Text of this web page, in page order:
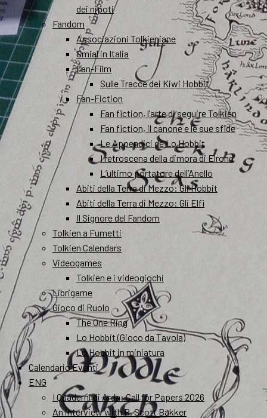
dei nipoti
Fandom
Associazioni Tolkieniane
Smial in Italia
Fan-Film
Sulle Tracce dei Kiwi Hobbit
Fan-Fiction
Fan fiction, l’arte di seguire Tolkien
Fan fiction, il canone e le sue sfide
Le Appendici de Lo Hobbit
I retroscena della dimora di Elrond
L’ultimo portatore dell’Anello
Abiti della Terra di Mezzo: Gli Hobbit
Abiti della Terra di Mezzo: Gli Elfi
Il Signore del Fandom
Tolkien a Fumetti
Tolkien Calendars
Videogames
Tolkien e i videogiochi
Librigame
Gioco di Ruolo
The One Ring
Lo Hobbit (Gioco da Tavola)
Lo Hobbit in miniatura
Calendario Eventi
ENG
I Quaderni di Arda: Call for Papers 2026
An interview with R. Scott Bakker